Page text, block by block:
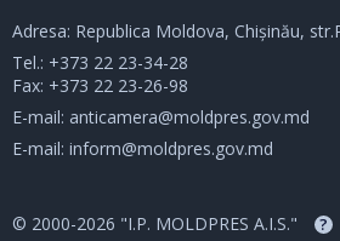
Adresa: Republica Moldova, Chișinău,
Tel.: +373 22 23-34-28
Fax: +373 22 23-26-98
E-mail: anticamera@moldpres.gov.md
E-mail: inform@moldpres.gov.md
© 2000-2026 "I.P. MOLDPRES A.I.S." ?